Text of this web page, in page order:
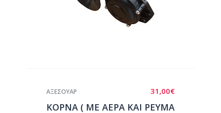
31,00€
ΑΞΕΣΟΥΑΡ
ΚΟΡΝΑ ( ΜΕ ΑΕΡΑ ΚΑΙ ΡΕΥΜΑ